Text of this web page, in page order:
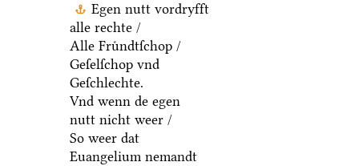
Egen nutt vordryfft
alle rechte /
Alle Fruͤndtſchop /
Geſelſchop vnd
Geſchlechte.
Vnd wenn de egen
nutt nicht weer /
So weer dat
Euangelium nemandt